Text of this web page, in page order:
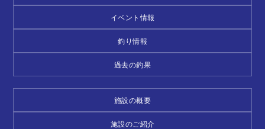
イベント情報
釣り情報
過去の釣果
施設の概要
施設のご紹介